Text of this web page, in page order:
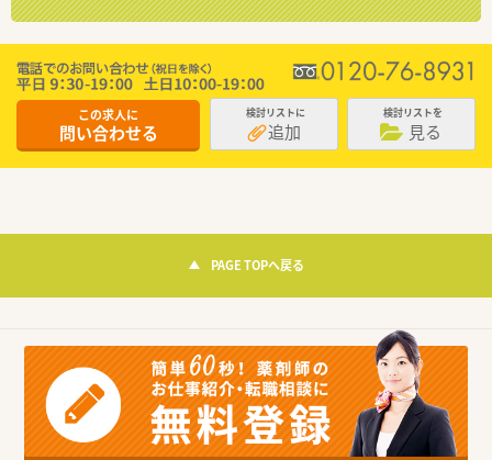
この求人に
問い合わせる
検討リストに
追加
検討リストを
見る
PAGE TOPへ戻る